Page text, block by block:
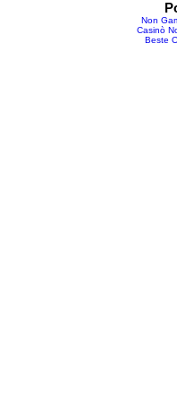
Non
Casinò
Beste